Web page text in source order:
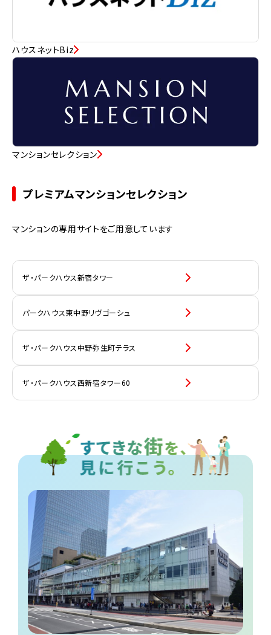
ハウスネットBiz
マンションセレクション
プレミアムマンションセレクション
マンションの専用サイトをご用意しています
ザ・パークハウス新宿タワー
パークハウス東中野リヴゴーシュ
ザ・パークハウス中野弥生町テラス
ザ・パークハウス西新宿タワー60